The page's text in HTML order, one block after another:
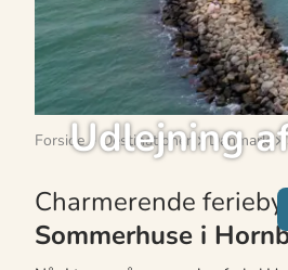
Udlejning
Forside Destinationer Danmark
Charmerende
Sommerhuse i